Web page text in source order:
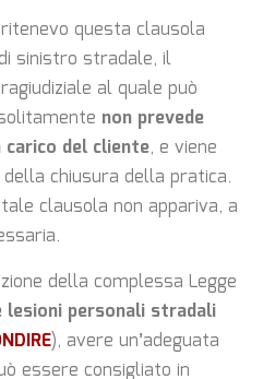
questa clausola
sinistro stradale, il
al quale può
non prevede
carico del cliente, e viene
chiusura della pratica.
clausola non appariva, a
della complessa Legge
lesioni personali stradali
), avere un’adeguata
essere consigliato in